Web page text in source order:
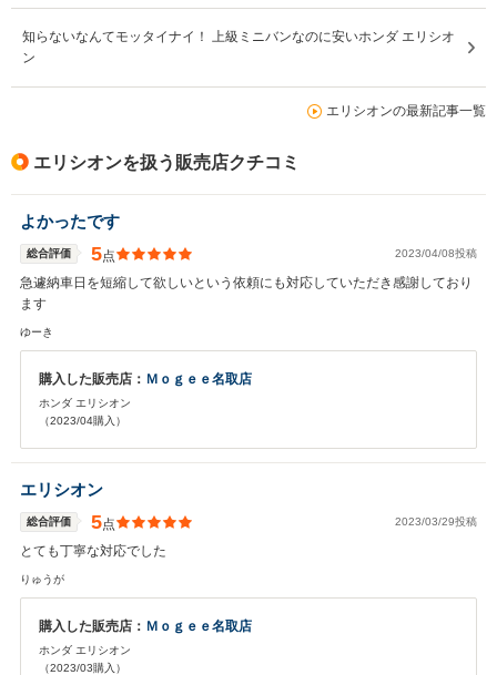
知らないなんてモッタイナイ！ 上級ミニバンなのに安いホンダ エリシオ
ン
エリシオンの最新記事一覧
エリシオンを扱う販売店クチコミ
よかったです
総合評価 5点 2023/04/08投稿
急遽納車日を短縮して欲しいという依頼にも対応していただき感謝しており
ます
ゆーき
購入した販売店： Ｍｏｇｅｅ名取店
ホンダ エリシオン
（2023/04購入）
エリシオン
総合評価 5点 2023/03/29投稿
とても丁寧な対応でした
りゅうが
購入した販売店： Ｍｏｇｅｅ名取店
ホンダ エリシオン
（2023/03購入）